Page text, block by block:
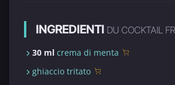
INGREDIENTI DU COCKTAIL
30 ml crema di menta
ghiaccio tritato